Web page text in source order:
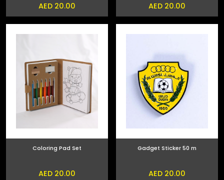
AED 20.00
AED 20.00
Gadget Sticker 50 m
AED 20.00
Coloring Pad Set
AED 20.00